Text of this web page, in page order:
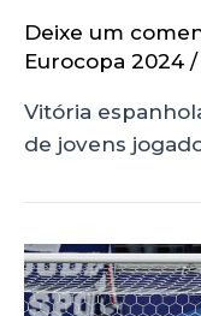
Deixe um
Eurocopa 2024 /
Vitória
de jovens